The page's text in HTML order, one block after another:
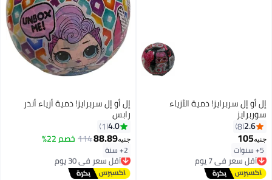
إل أو إل سربرايز! دمية الأزياء
سوربرايز
2.6
8
جنيه105
5+ سنوات أقل سعر في 7 يوم
توصيل مجاني
أقل سعر في 7 يوم
إل أو إل سربرايز! دمية أزياء أندر
رابس
4.0
1
جنيه88.89
114 خصم 22%
2+ سنة أقل سعر في 30 يوم
توصيل مجاني
أقل سعر في 30 يوم